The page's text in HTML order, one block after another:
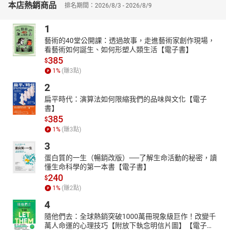
送！
十萬個為什麼，秉持著獨樂樂不如眾樂樂的心情，開設粉絲專頁與
同好一起研究、致力增加腦中各種有用或沒用的日本小知識。
本書精選100個五花八門的精彩主題，例如「為什麼日本街頭有這麼
多環遊世界一周的船旅海報？」、「為什麼燒肉店的店名常常是Ｏ
總是從靜岡和廣島開始試賣？」等等。用輕鬆的方式、獨特的視角
帶你一探究竟，發掘最道地、最有梗、最奇妙的日本情報。
有聲出版：麥浩斯與尚儀數位學習聯合出版
書籍介紹
作者與朗讀者簡介
Chapter1 生活篇-01
Chapter1 生活篇-02
本店熱銷商品 排名期間：2026/8/3 - 2026/8/9
1
藝術的40堂公開課：透過故事，走進藝術家創作現場，
看藝術如何誕生、如何形塑人類生活【電子書】
$385
1 % (賺3點)
2
扁平時代：演算法如何限縮我們的品味與文化【電子
書】
$385
1 % (賺3點)
3
蛋白質的一生（暢銷改版）──了解生命活動的秘密，讀
懂生命科學的第一本書【電子書】
$240
1 % (賺2點)
4
隨他們去：全球熱銷突破1000萬冊現象級巨作！改變千
萬人命運的心理技巧【附放下執念明信片圖】【電子